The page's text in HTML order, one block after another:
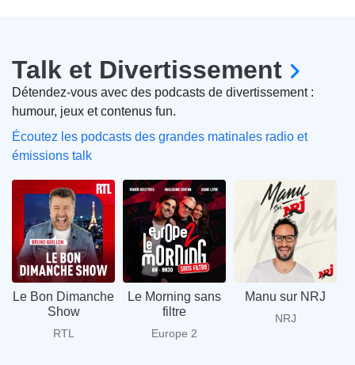
Talk et Divertissement
Détendez-vous avec des podcasts de divertissement :
humour, jeux et contenus fun.
Écoutez les podcasts des grandes matinales radio et
émissions talk
Le Bon Dimanche
Show
RTL
Le Morning sans
filtre
Europe 2
Manu sur NRJ
NRJ